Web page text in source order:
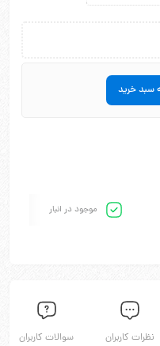
سبد خرید
موجود در انبار
نظرات کاربران سوالات کاربران